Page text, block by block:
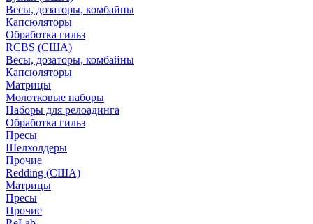
Весы, дозаторы, комбайны
Капсюляторы
Обработка гильз
RCBS (США)
Весы, дозаторы, комбайны
Капсюляторы
Матрицы
Молотковые наборы
Наборы для релоадинга
Обработка гильз
Пресы
Шелхолдеры
Прочие
Redding (США)
Матрицы
Пресы
Прочие